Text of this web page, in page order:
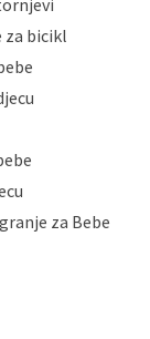
svojih
povjerljivost
i
svojim
provedbe
osobnih
poštom na
za bicikl
za Bebe